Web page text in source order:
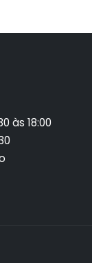
às 18:00